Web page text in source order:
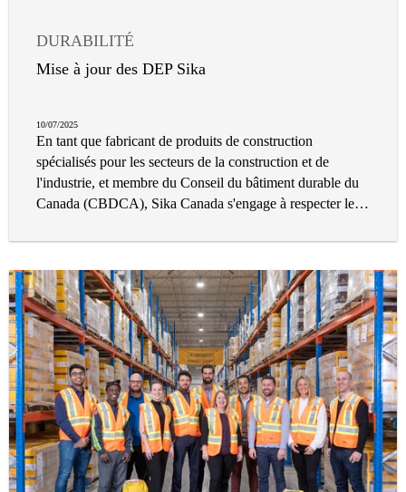
DURABILITÉ
Mise à jour des DEP Sika
10/07/2025
En tant que fabricant de produits de construction
spécialisés pour les secteurs de la construction et de
l'industrie, et membre du Conseil du bâtiment durable du
Canada (CBDCA), Sika Canada s'engage à respecter le
durable.